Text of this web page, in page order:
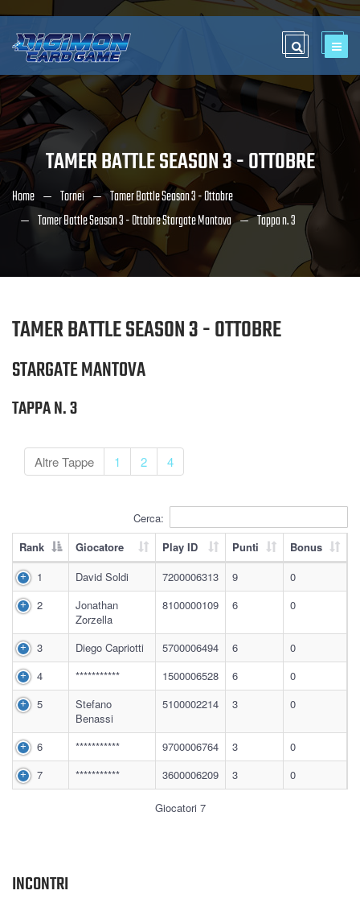
TAMER BATTLE SEASON 3 - OTTOBRE
Home Tornei
Tamer Battle Season 3 - Ottobre
Tamer Battle Season 3 - Ottobre Stargate Mantova
Tappa n. 3
TAMER BATTLE SEASON 3 - OTTOBRE
STARGATE MANTOVA
TAPPA N. 3
Altre Tappe 1 2 4
Cerca:
Rank
Giocatore Play ID Punti
Bonus
1
David Soldi 7200006313 9
0
2
Jonathan
Zorzella
8100000109 6 0
3 Diego Capriotti 5700006494 6
0
4
*********** 1500006528 6
0
5
Stefano
Benassi
5100002214 3 0
6 *********** 9700006764 3
0
7
*********** 3600006209 3 0
Giocatori 7
INCONTRI